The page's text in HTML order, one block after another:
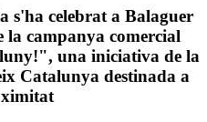
s'ha celebrat a Balaguer
la campanya comercial
una iniciativa de la
Catalunya destinada a